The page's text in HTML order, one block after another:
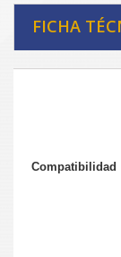
FICHA
Compatibilidad